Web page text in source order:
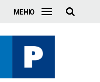
МЕНЮ